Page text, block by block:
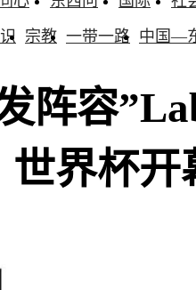
宗教 一带一路 中国—
阵容
世界杯